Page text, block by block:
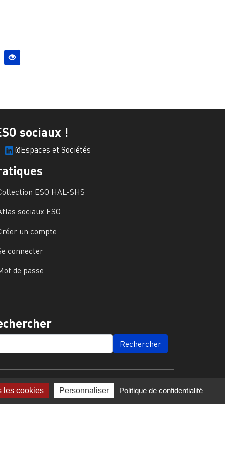
sociaux !
@Espaces et Sociétés
ESO HAL-SHS
sociaux ESO
un compte
connecter
de passe
les cookies Personnaliser Politique de confidentialité